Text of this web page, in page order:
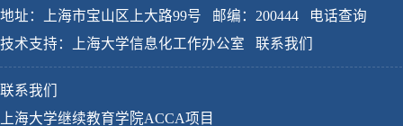
地址：上海市宝山区上大路99号 邮编：200444
电话查询
技术支持：
上海大学信息化工作办公室 联系我们
联系我们
上海大学继续教育学院ACCA项目